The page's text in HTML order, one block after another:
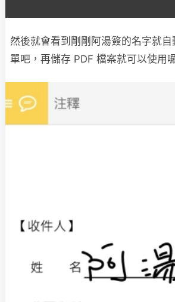
然後就會看到剛剛阿湯簽的名字就
單吧，再儲存 PDF 檔案就可以使用